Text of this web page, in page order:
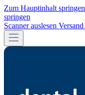
Zum Hauptinhalt springen
springen
Scanner auslesen Versand